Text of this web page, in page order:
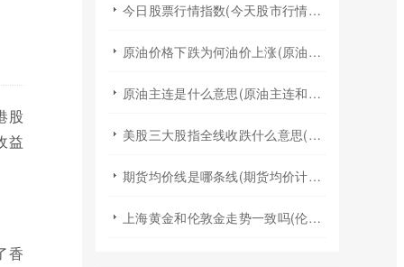
股
益
香
今日股票行情指数(今天股市行情最新消息指数)
原油价格下跌为何油价上涨(原油价格下降成品油为啥一直涨)
原油主连是什么意思(原油主连和原油指数区别)
美股三大股指全线收跌什么意思(美股三大股指全线大跌的原因)
期货均价线是哪条线(期货均价计算公式)
上海黄金和伦敦金走势一致吗(伦敦金和黄金的区别)